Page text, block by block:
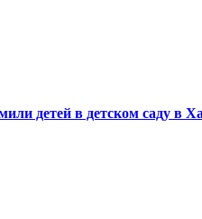
детей в детском саду в